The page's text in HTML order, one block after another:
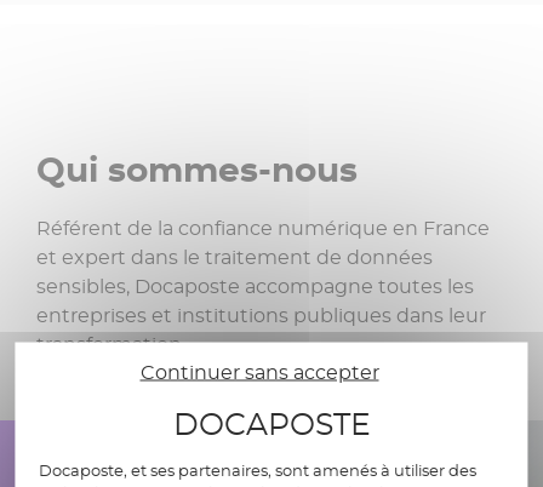
Qui sommes-nous
Référent de la confiance numérique en France
et expert dans le traitement de données
sensibles, Docaposte accompagne toutes les
entreprises et institutions publiques dans leur
transformation.
Continuer sans accepter
DOCAPOSTE
Docaposte, et ses partenaires, sont amenés à utiliser des